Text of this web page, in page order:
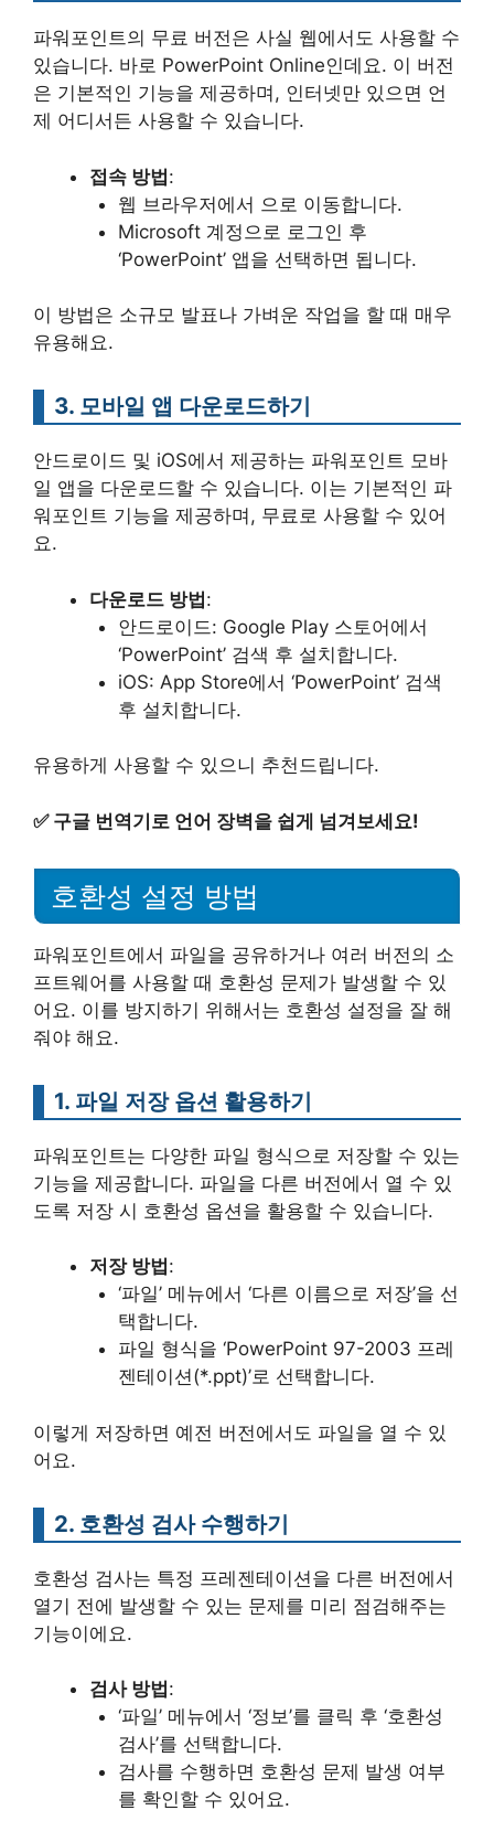
파워포인트의 무료 버전은 사실 웹에서도 사용할 수
있습니다. 바로 PowerPoint Online인데요. 이 버전
은 기본적인 기능을 제공하며, 인터넷만 있으면 언
제 어디서든 사용할 수 있습니다.
접속 방법:
웹 브라우저에서 으로 이동합니다.
Microsoft 계정으로 로그인 후
‘PowerPoint’ 앱을 선택하면 됩니다.
이 방법은 소규모 발표나 가벼운 작업을 할 때 매우
유용해요.
3. 모바일 앱 다운로드하기
안드로이드 및 iOS에서 제공하는 파워포인트 모바
일 앱을 다운로드할 수 있습니다. 이는 기본적인 파
워포인트 기능을 제공하며, 무료로 사용할 수 있어
요.
다운로드 방법:
안드로이드: Google Play 스토어에서
‘PowerPoint’ 검색 후 설치합니다.
iOS: App Store에서 ‘PowerPoint’ 검색
후 설치합니다.
유용하게 사용할 수 있으니 추천드립니다.
✅ 구글 번역기로 언어 장벽을 쉽게 넘겨보세요!
호환성 설정 방법
파워포인트에서 파일을 공유하거나 여러 버전의 소
프트웨어를 사용할 때 호환성 문제가 발생할 수 있
어요. 이를 방지하기 위해서는 호환성 설정을 잘 해
줘야 해요.
1. 파일 저장 옵션 활용하기
파워포인트는 다양한 파일 형식으로 저장할 수 있는
기능을 제공합니다. 파일을 다른 버전에서 열 수 있
도록 저장 시 호환성 옵션을 활용할 수 있습니다.
저장 방법 :
‘파일’ 메뉴에서 ‘다른 이름으로 저장’을 선
택합니다.
파일 형식을 ‘PowerPoint 97-2003 프레
젠테이션(*.ppt)’로 선택합니다.
이렇게 저장하면 예전 버전에서도 파일을 열 수 있
어요.
2. 호환성 검사 수행하기
호환성 검사는 특정 프레젠테이션을 다른 버전에서
열기 전에 발생할 수 있는 문제를 미리 점검해주는
기능이에요.
검사 방법 :
‘파일’ 메뉴에서 ‘정보’를 클릭 후 ‘호환성
검사’를 선택합니다.
검사를 수행하면 호환성 문제 발생 여부
를 확인할 수 있어요.